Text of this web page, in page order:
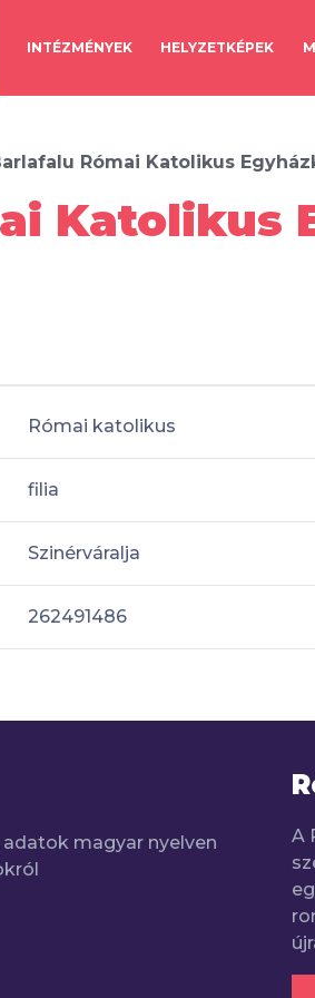
INTÉZMÉNYEK HELYZETKÉPEK
Római Katolikus
Katolikus
Római katolikus
filia
Szinérváralja
262491486
magyar nyelven
A